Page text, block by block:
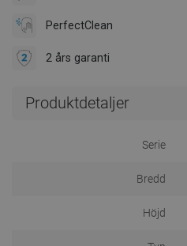
PerfectClean
2 års garanti
Produktdetaljer
Serie
Bredd
Höjd